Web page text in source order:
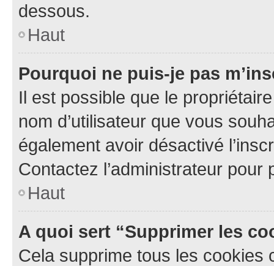
dessous.
Haut
Pourquoi ne puis-je pas
Il est possible que le
nom d’utilisateur que vous
également avoir désactivé
Contactez l’administrateur
Haut
A quoi sert “Supprimer les
Cela supprime tous les cookies